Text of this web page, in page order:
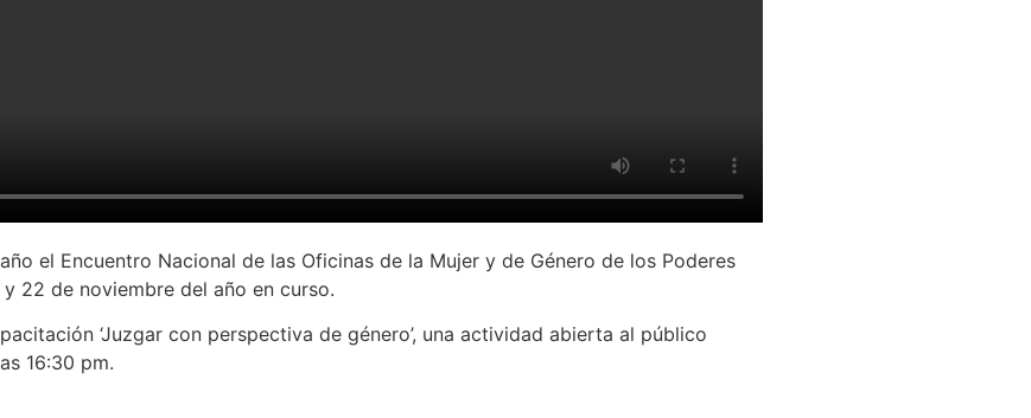
el Encuentro Nacional de las Oficinas de la Mujer y de Género de los Poderes
22 de noviembre del año en curso.
‘Juzgar con perspectiva de género’, una actividad abierta al público
16:30 pm.